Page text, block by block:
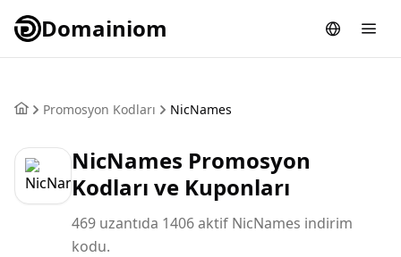
Domainiom
Promosyon Kodları NicNames
NicNames Promosyon
Kodları ve Kuponları
469 uzantıda 1406 aktif NicNames indirim
kodu.